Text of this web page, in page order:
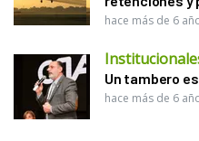
hace más de 6
Un tambero
hace más de 6